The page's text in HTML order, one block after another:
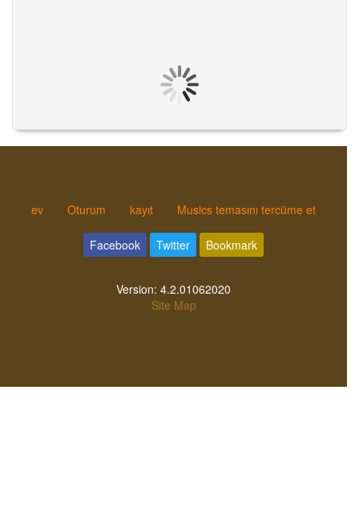
ev Oturum kayıt Musics temasını tercüme et
Facebook Twitter Bookmark
Version: 4.2.01062020
Site Map